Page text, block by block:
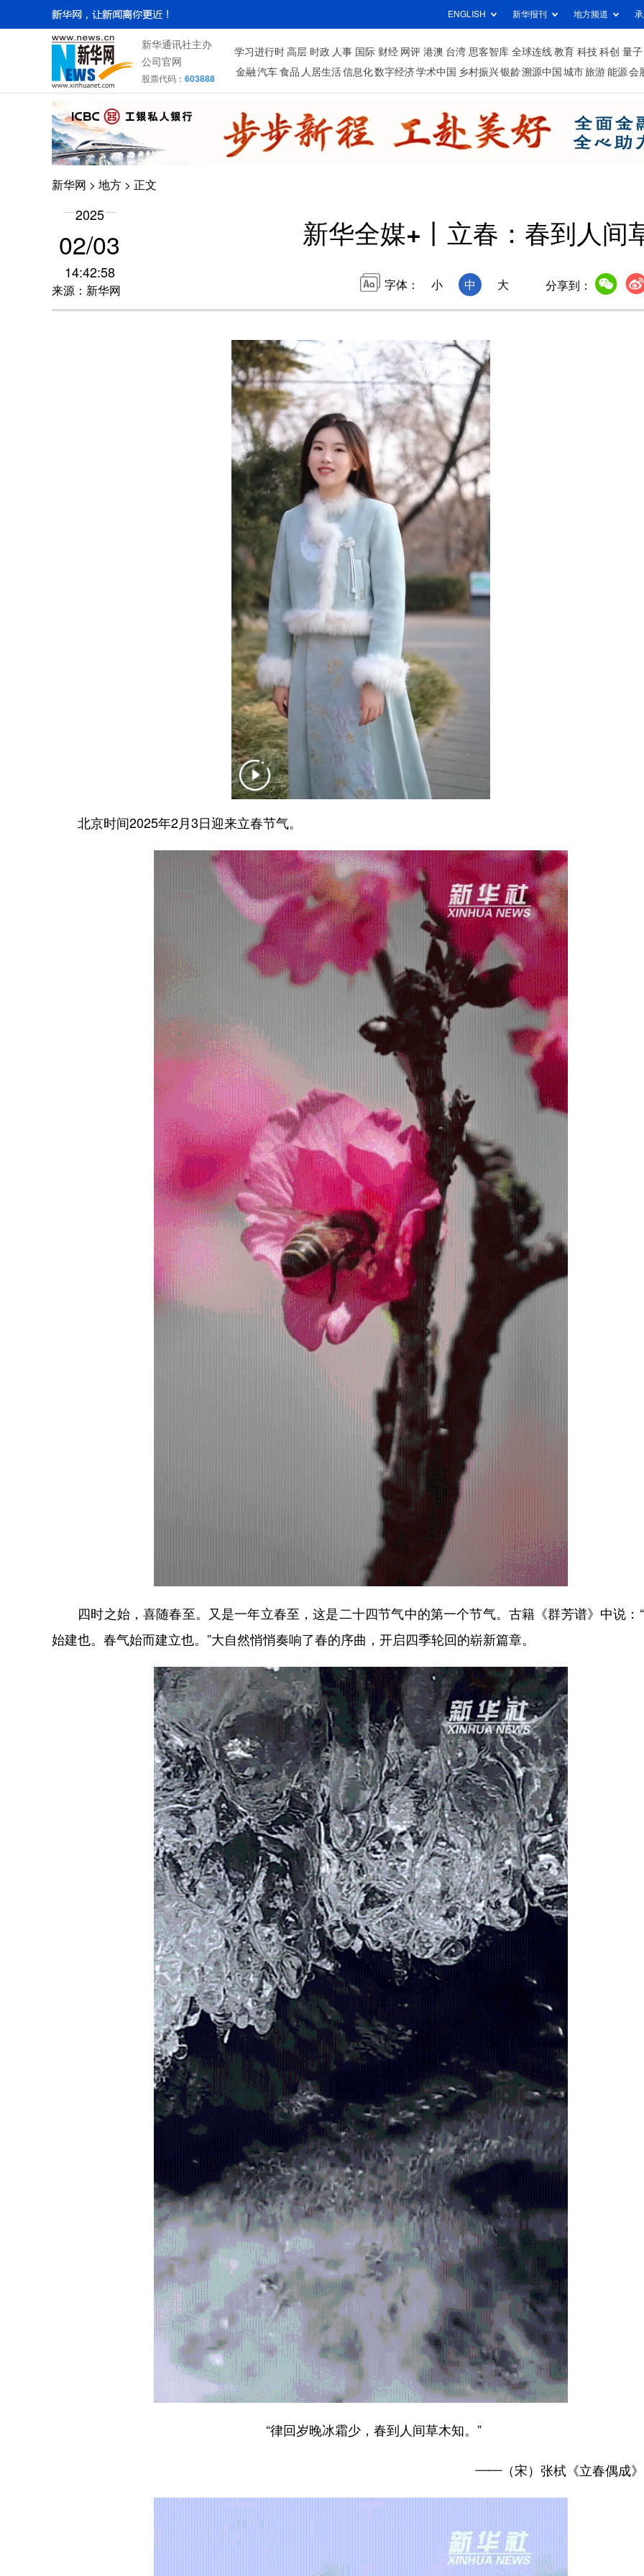
ENGLISH 新华报刊 地方频道
新华通讯社主办
公司官网
股票代码： 603888
学习进行时 高层 时政 人事 国际 财经 网评 港澳 台湾 思客智库 全球连线 教育 科技 科创 量子
金融 汽车 食品 人居生活信息化数字经济学术中国 乡村振兴银龄溯源中国 城市旅游 能源 会
新华网 > 地方 > 正文
2025
02/03
14:42:58
来源：新华网
新华全媒+丨立春：春到人间
字体： 小 中 大 分享到：
北京时间2025年2月3日迎来立春节气。
四时之始，喜随春至。又是一年立春至，这是二十四节气中的第一个节气。古籍《群芳谱》中说：
始建也。春气始而建立也。”大自然悄悄奏响了春的序曲，开启四季轮回的崭新篇章。
“律回岁晚冰霜少，春到人间草木知。”
——（宋）张栻《立春偶成》